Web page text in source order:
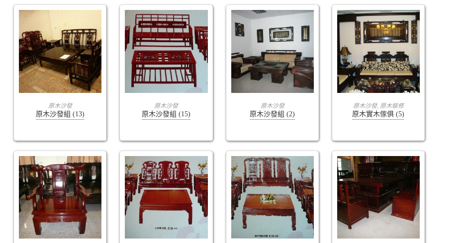
查看內容
原木沙發
原木沙發組 (13)
查看內容
原木沙發
原木沙發組 (15)
查看內容
原木沙發
原木沙發組 (2)
查看內容
原木沙發, 原木裝修
原木實木傢俱 (5)